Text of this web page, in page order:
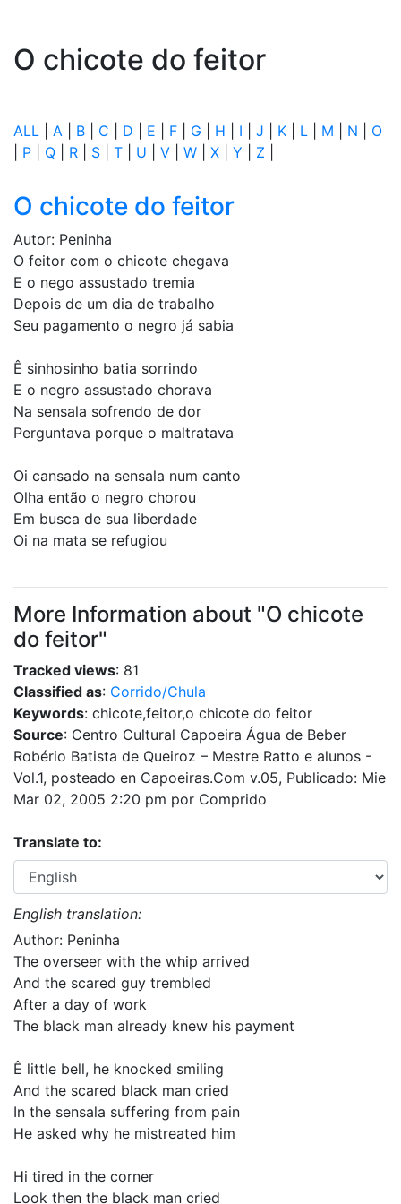
O chicote do feitor
ALL A B C D E F G H I J K L M N
O
P Q R S T U V W X Y Z
O chicote do feitor
Autor: Peninha
O feitor com o chicote chegava
E o nego assustado tremia
Depois de um dia de trabalho
Seu pagamento o negro já sabia
Ê sinhosinho batia sorrindo
E o negro assustado chorava
Na sensala sofrendo de dor
Perguntava porque o maltratava
Oi cansado na sensala num canto
Olha então o negro chorou
Em busca de sua liberdade
Oi na mata se refugiou
More Information about "O chicote
do feitor"
Tracked views: 81
Classified as: Corrido/Chula
Keywords: chicote,feitor,o chicote do feitor
Source: Centro Cultural Capoeira Água de Beber
Robério Batista de Queiroz – Mestre Ratto e alunos -
Vol.1, posteado en Capoeiras.Com v.05, Publicado: Mie
Mar 02, 2005 2:20 pm por Comprido
Translate to:
English translation:
Author: Peninha
The overseer with the whip arrived
And the scared guy trembled
After a day of work
The black man already knew his payment
Ê little bell, he knocked smiling
And the scared black man cried
In the sensala suffering from pain
He asked why he mistreated him
Hi tired in the corner
Look then the black man cried